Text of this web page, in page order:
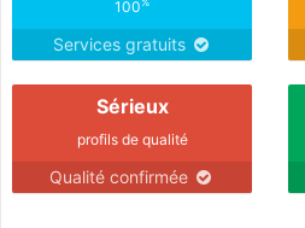
100
Services gratuits
Sérieux
profils de qualité
Qualité confirmée